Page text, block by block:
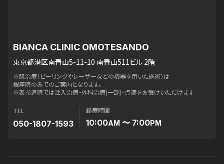
BIANCA CLINIC OMOTESANDO
東京都港区南青山5-11-10 南青山511ビル 2階
※肌治療（ピーリングやレーザーなどの機器を用いた施術）は
銀座院のみでのご案内となります。
※表参道院では注入治療・外科治療(一部)・点滴をお受けいただけます
TEL
050-1807-1593
診療時間
10:00AM 〜 7:00PM